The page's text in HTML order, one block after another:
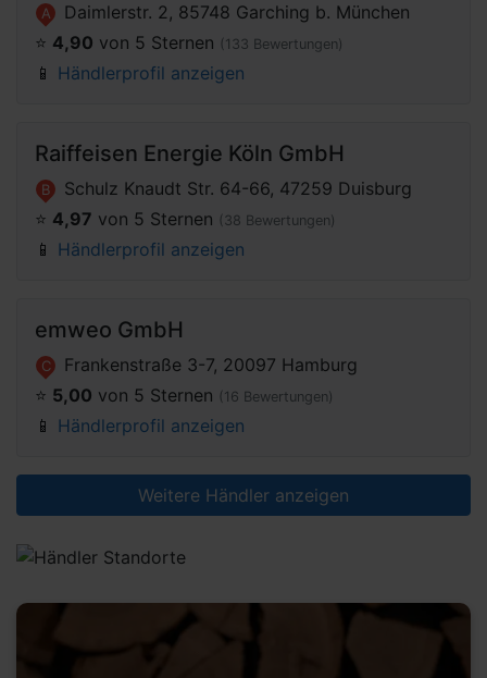
A
Daimlerstr. 2, 85748 Garching b. München
⭐️ 4,90 von 5 Sternen (133 Bewertungen)
📱 Händlerprofil anzeigen
Raiffeisen Energie Köln GmbH
B
Schulz Knaudt Str. 64-66, 47259 Duisburg
⭐️ 4,97 von 5 Sternen (38 Bewertungen)
📱 Händlerprofil anzeigen
emweo GmbH
C
Frankenstraße 3-7, 20097 Hamburg
⭐️ 5,00 von 5 Sternen (16 Bewertungen)
📱 Händlerprofil anzeigen
Weitere Händler anzeigen